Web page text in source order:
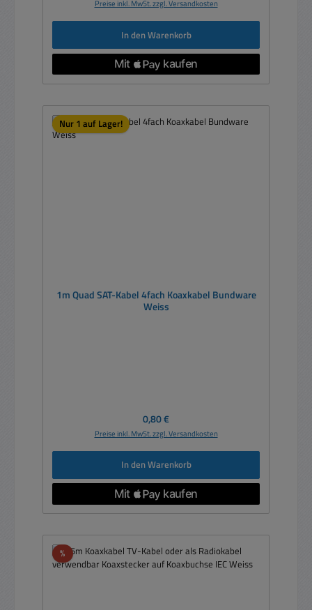
Preise inkl. MwSt. zzgl. Versandkosten
In den Warenkorb
Nur 1 auf Lager!
1m Quad SAT-Kabel 4fach Koaxkabel Bundware
Weiss
Regulärer Preis:
0,80 €
Preise inkl. MwSt. zzgl. Versandkosten
In den Warenkorb
%Rabatt